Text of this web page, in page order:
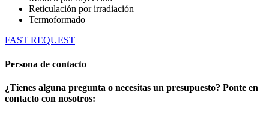
Reticulación por irradiación
Termoformado
FAST REQUEST
Persona de contacto
¿Tienes alguna pregunta o necesitas un presupuesto? Ponte en
contacto con nosotros: